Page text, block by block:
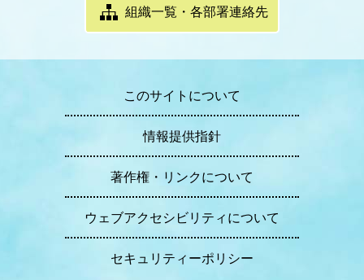
組織一覧・各部署連絡先
このサイトについて
情報提供指針
著作権・リンクについて
ウェブアクセシビリティについて
セキュリティーポリシー